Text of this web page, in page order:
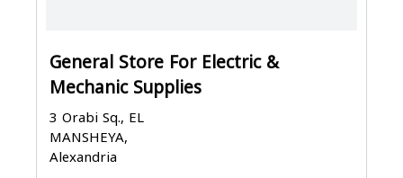
General Store For Electric &
Mechanic Supplies
3 Orabi Sq., EL
MANSHEYA,
Alexandria